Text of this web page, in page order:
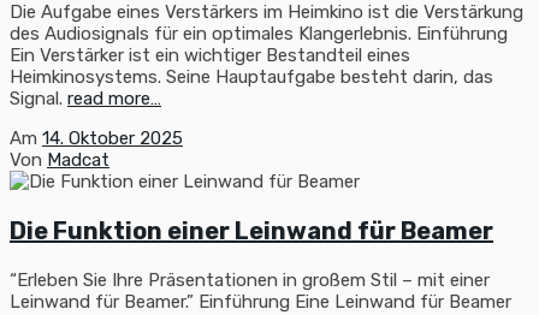
Die Aufgabe eines Verstärkers im Heimkino ist die Verstärkung
des Audiosignals für ein optimales Klangerlebnis. Einführung
Ein Verstärker ist ein wichtiger Bestandteil eines
Heimkinosystems. Seine Hauptaufgabe besteht darin, das
Signal. read more…
Am 14. Oktober 2025
Von Madcat
Die Funktion einer Leinwand für Beamer
“Erleben Sie Ihre Präsentationen in großem Stil – mit einer
Leinwand für Beamer.” Einführung Eine Leinwand für Beamer